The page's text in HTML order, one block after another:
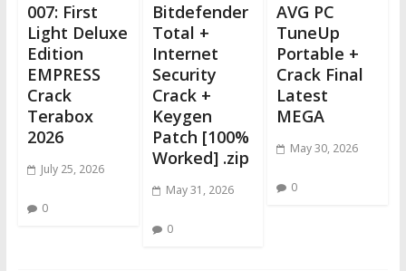
007: First
Light Deluxe
Edition
EMPRESS
Crack
Terabox
2026
July 25, 2026
0
Bitdefender
Total +
Internet
Security
Crack +
Keygen
Patch [100%
Worked] .zip
May 31, 2026
0
AVG PC
TuneUp
Portable +
Crack Final
Latest
MEGA
May 30, 2026
0